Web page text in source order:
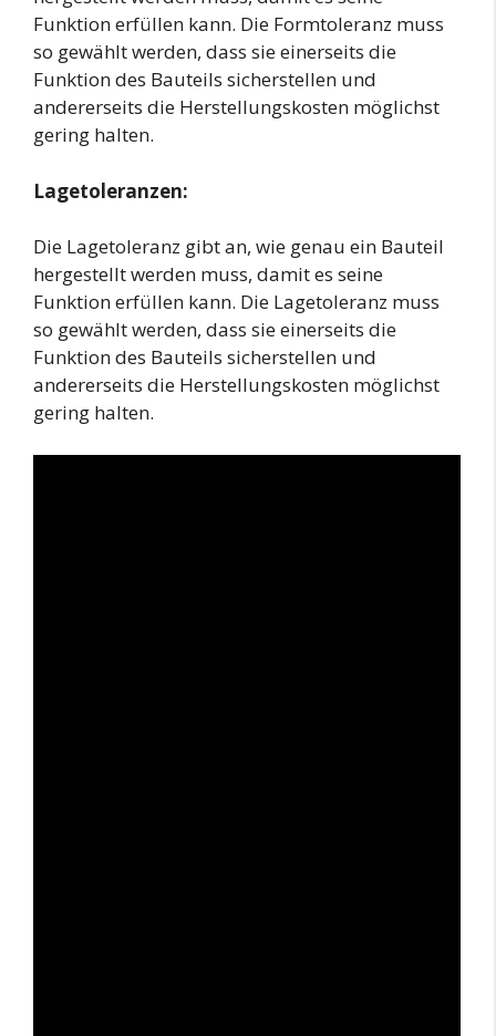
Funktion erfüllen kann. Die Formtoleranz muss
so gewählt werden, dass sie einerseits die
Funktion des Bauteils sicherstellen und
andererseits die Herstellungskosten möglichst
gering halten.
Lagetoleranzen:
Die Lagetoleranz gibt an, wie genau ein Bauteil
hergestellt werden muss, damit es seine
Funktion erfüllen kann. Die Lagetoleranz muss
so gewählt werden, dass sie einerseits die
Funktion des Bauteils sicherstellen und
andererseits die Herstellungskosten möglichst
gering halten.